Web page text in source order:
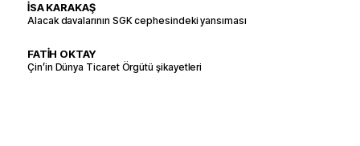
İSA KARAKAŞ
Alacak davalarının SGK cephesindeki yansıması
FATİH OKTAY
Çin’in Dünya Ticaret Örgütü şikayetleri